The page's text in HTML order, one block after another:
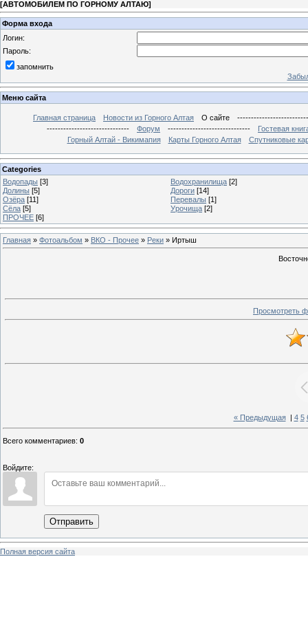
[АВТОМОБИЛЕМ ПО ГОРНОМУ АЛТАЮ]
Форма входа
Логин:
Пароль:
запомнить
Меню сайта
Главная страница Новости из Горного Алтая О сайте
------------------------------
Форум ------------------------------
Гостевая
Горный Алтай - Викимапия
Карты Горного Алтая Спутниковые
Categories
Водопады [3] Водохранилища [2]
Долины [5] Дороги [14]
Озёра [11] Перевалы [1]
Сёла [5] Урочища [2]
ПРОЧЕЕ [6]
Главная » Фотоальбом » ВКО - Прочее » Реки » Иртыш
Просмотреть
« Предыдущая| 4 5
Всего комментариев: 0
Войдите:
Отправить
Полная версия сайта